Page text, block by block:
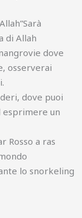
di Allah
dove
osserverai
dove puoi
esprimere un
Rosso a ras
lo snorkeling